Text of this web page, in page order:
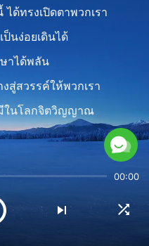
ด้ทรงเปิดตาพวกเรา
นง่อยเดินได้
าได้พลัน
สู่สวรรค์ให้พวกเรา
ในโลกจิตวิญญาณ
ซึมพวกเรา
ะพระปรานี
00:00